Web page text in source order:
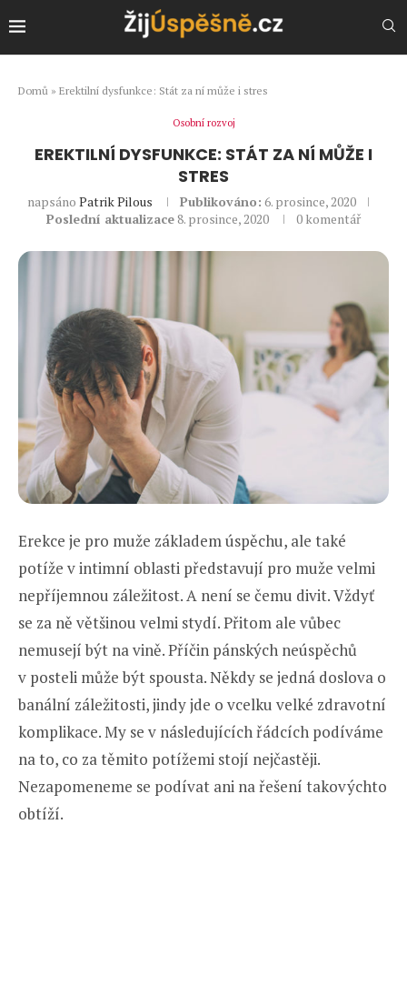
Domů » Erektilní dysfunkce: Stát za ní může i stres
Osobní rozvoj
EREKTILNÍ DYSFUNKCE: STÁT ZA NÍ MŮŽE I
STRES
napsáno Patrik Pilous Publikováno: 6. prosince, 2020
Poslední aktualizace8. prosince, 2020 0 komentář
Erekce je pro muže základem úspěchu, ale také
potíže v intimní oblasti představují pro muže velmi
nepříjemnou záležitost. A není se čemu divit. Vždyť
se za ně většinou velmi stydí. Přitom ale vůbec
nemusejí být na vině. Příčin pánských neúspěchů
v posteli může být spousta. Někdy se jedná doslova o
banální záležitosti, jindy jde o vcelku velké zdravotní
komplikace. My se v následujících řádcích podíváme
na to, co za těmito potížemi stojí nejčastěji.
Nezapomeneme se podívat ani na řešení takovýchto
obtíží.